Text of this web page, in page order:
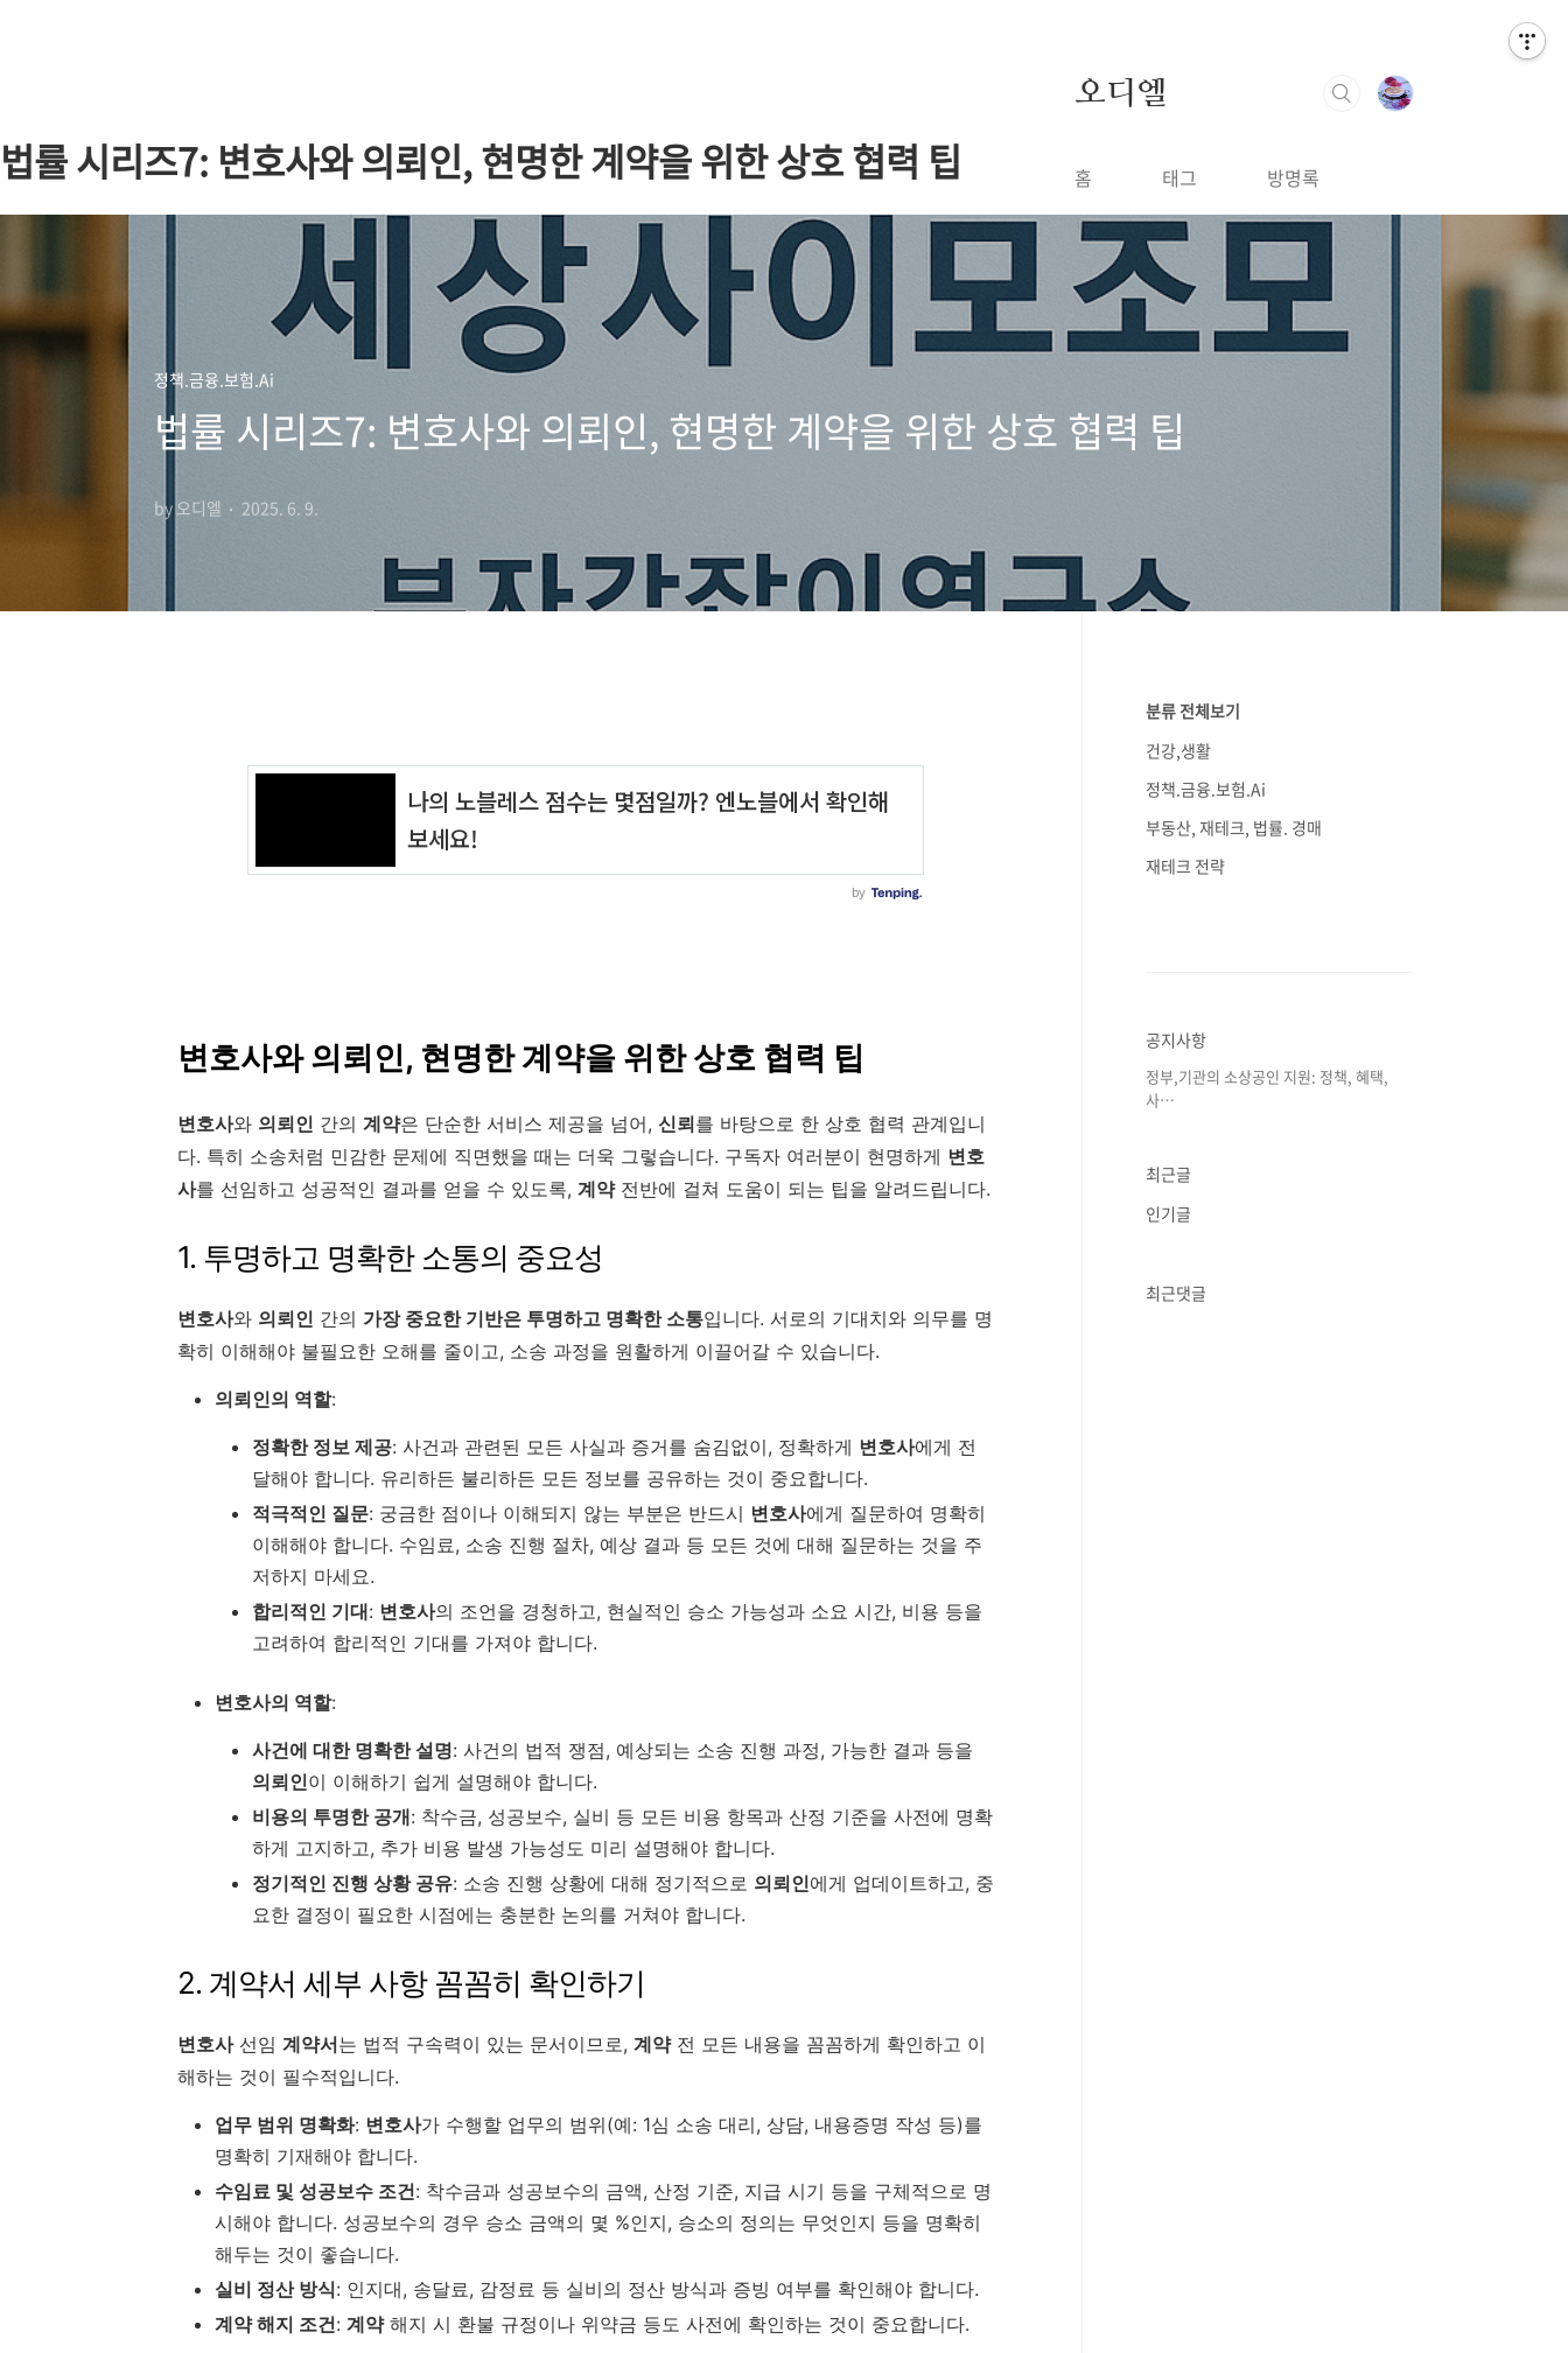
법률 시리즈7: 변호사와 의뢰인, 현명한 계약을 위한 상호 협력 팁
오디엘
홈 태그 방명록
정책.금융.보험.Ai
법률 시리즈7: 변호사와 의뢰인, 현명한 계약을 위한 상호 협력 팁
by 오디엘 2025. 6. 9.
변호사와 의뢰인, 현명한 계약을 위한 상호 협력 팁
변호사와 의뢰인 간의 계약은 단순한 서비스 제공을 넘어, 신뢰를 바탕으로 한 상호 협력 관계입니
다. 특히 소송처럼 민감한 문제에 직면했을 때는 더욱 그렇습니다. 구독자 여러분이 현명하게 변호
사를 선임하고 성공적인 결과를 얻을 수 있도록, 계약전반에 걸쳐 도움이 되는 팁을 알려드립니다.
1. 투명하고 명확한 소통의 중요성
변호사와 의뢰인 간의 가장 중요한 기반은 투명하고 명확한 소통입니다. 서로의 기대치와 의무를 명
확히 이해해야 불필요한 오해를 줄이고, 소송 과정을 원활하게 이끌어갈 수 있습니다.
의뢰인의 역할:
정확한 정보 제공: 사건과 관련된 모든 사실과 증거를 숨김없이, 정확하게 변호사에게 전
달해야 합니다. 유리하든 불리하든 모든 정보를 공유하는 것이 중요합니다.
적극적인 질문: 궁금한 점이나 이해되지 않는 부분은 반드시 변호사에게 질문하여 명확히
이해해야 합니다. 수임료, 소송 진행 절차, 예상 결과 등 모든 것에 대해 질문하는 것을 주
저하지 마세요.
합리적인 기대: 변호사의 조언을 경청하고, 현실적인 승소 가능성과 소요 시간, 비용 등을
고려하여 합리적인 기대를 가져야 합니다.
변호사의 역할:
사건에 대한 명확한 설명: 사건의 법적 쟁점, 예상되는 소송 진행 과정, 가능한 결과 등을
의뢰인이 이해하기 쉽게 설명해야 합니다.
비용의 투명한 공개: 착수금, 성공보수, 실비 등 모든 비용 항목과 산정 기준을 사전에 명확
하게 고지하고, 추가 비용 발생 가능성도 미리 설명해야 합니다.
정기적인 진행 상황 공유: 소송 진행 상황에 대해 정기적으로 의뢰인에게 업데이트하고, 중
요한 결정이 필요한 시점에는 충분한 논의를 거쳐야 합니다.
2. 계약서 세부 사항 꼼꼼히 확인하기
변호사선임 계약서는 법적 구속력이 있는 문서이므로, 계약전 모든 내용을 꼼꼼하게 확인하고 이
해하는 것이 필수적입니다.
업무 범위 명확화: 변호사가 수행할 업무의 범위(예: 1심 소송 대리, 상담, 내용증명 작성 등)를
명확히 기재해야 합니다.
수임료 및 성공보수 조건: 착수금과 성공보수의 금액, 산정 기준, 지급 시기 등을 구체적으로 명
시해야 합니다. 성공보수의 경우 승소 금액의 몇 %인지, 승소의 정의는 무엇인지 등을 명확히
해두는 것이 좋습니다.
실비 정산 방식: 인지대, 송달료, 감정료 등 실비의 정산 방식과 증빙 여부를 확인해야 합니다.
계약 해지 조건: 계약해지 시 환불 규정이나 위약금 등도 사전에 확인하는 것이 중요합니다.
분류 전체보기
건강,생활
정책.금융.보험.Ai
부동산, 재테크, 법률. 경매
재테크 전략
공지사항
정부,기관의 소상공인 지원: 정책, 혜택,
사⋯
최근글
인기글
최근댓글